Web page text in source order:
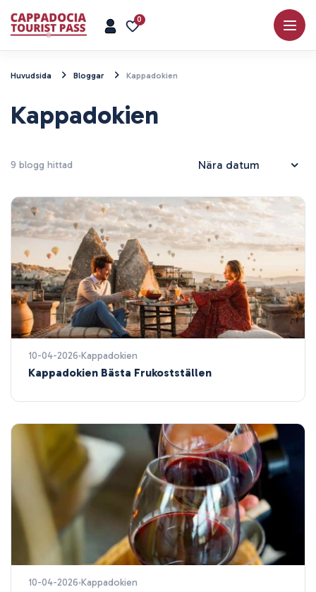
0
Huvudsida Bloggar Kappadokien
Kappadokien
9 blogg hittad
10-04-2026 Kappadokien
Kappadokien Bästa Frukostställen
10-04-2026 Kappadokien